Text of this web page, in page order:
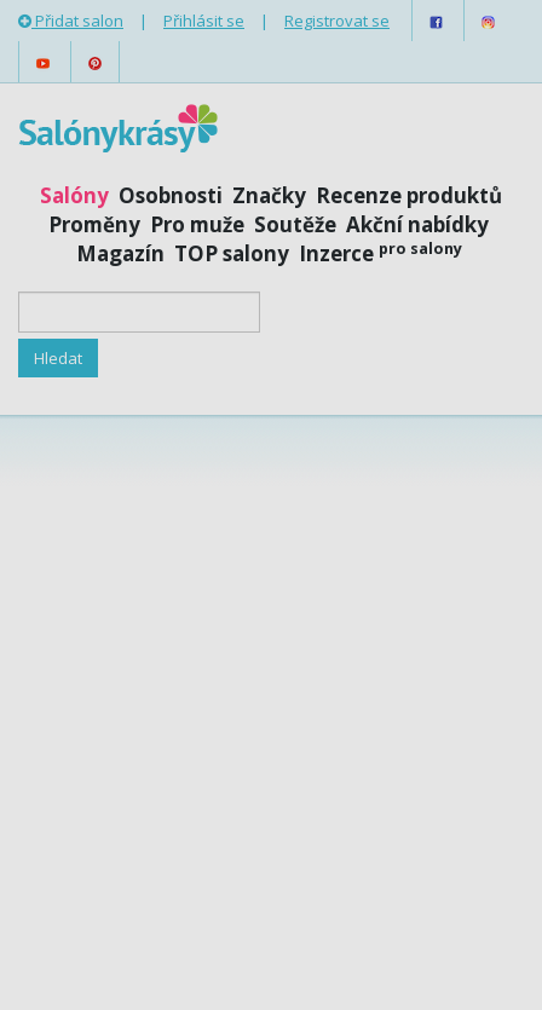
Přidat salon | Přihlásit se | Registrovat se
Salóny Osobnosti Značky Recenze produktů
Proměny Pro muže Soutěže Akční nabídky
Magazín TOP salony Inzerce pro salony